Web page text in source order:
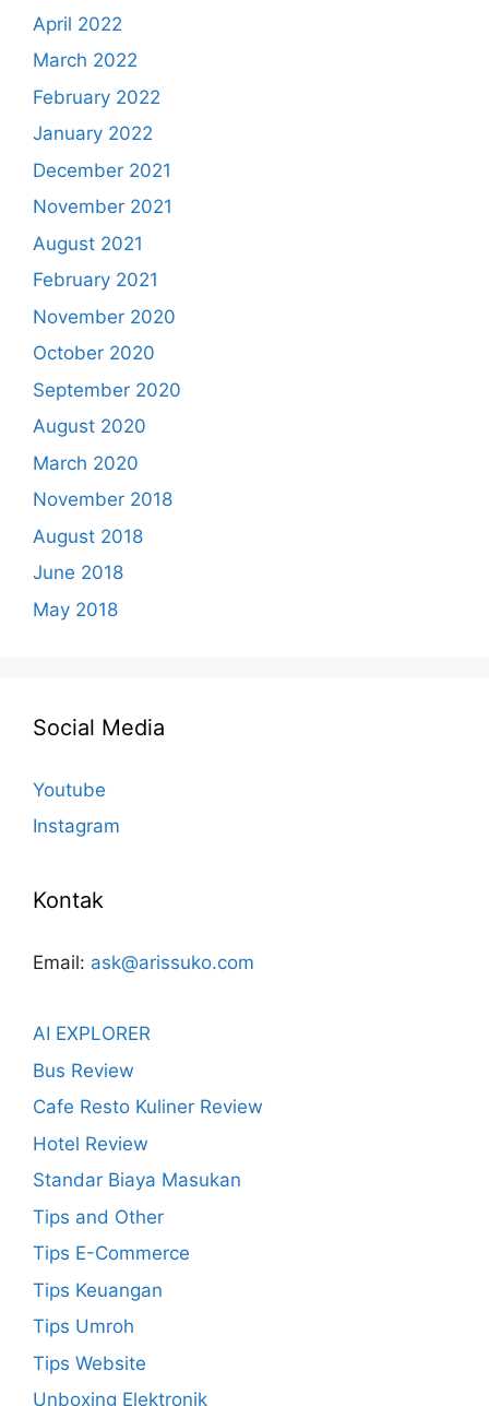
April 2022
March 2022
February 2022
January 2022
December 2021
November 2021
August 2021
February 2021
November 2020
October 2020
September 2020
August 2020
March 2020
November 2018
August 2018
June 2018
May 2018
Social Media
Youtube
Instagram
Kontak
Email: ask@arissuko.com
AI EXPLORER
Bus Review
Cafe Resto Kuliner Review
Hotel Review
Standar Biaya Masukan
Tips and Other
Tips E-Commerce
Tips Keuangan
Tips Umroh
Tips Website
Unboxing Elektronik